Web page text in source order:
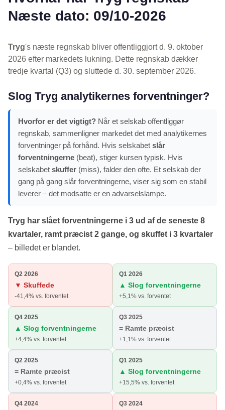
Næste dato: 09/10-2026
Tryg's næste regnskab bliver offentliggjort d. 9. oktober
2026 efter markedets lukning. Dette regnskab dækker
tredje kvartal (Q3) og sluttede d. 30. september 2026.
Slog Tryg analytikernes forventninger?
Hvorfor er det vigtigt? Når et selskab offentliggør
regnskab, sammenligner markedet det med analytikernes
forventninger på forhånd. Hvis selskabet slår
forventningerne (beat), stiger kursen typisk. Hvis
selskabet skuffer (miss), falder den ofte. Et selskab der
gang på gang slår forventningerne, viser sig som en stabil
leverer – det modsatte er en advarselslampe.
Tryg har slået forventningerne i 3 ud af de seneste 8
kvartaler, ramt præcist 2 gange, og skuffet i 3 kvartaler
– billedet er blandet.
Q2 2026
▼ Skuffede
-41,4% vs. forventet
Q1 2026
▲ Slog forventningerne
+5,1% vs. forventet
Q4 2025
▲ Slog forventningerne
+4,4% vs. forventet
Q3 2025
= Ramte præcist
+1,1% vs. forventet
Q2 2025
= Ramte præcist
+0,4% vs. forventet
Q1 2025
▲ Slog forventningerne
+15,5% vs. forventet
Q4 2024 Q3 2024